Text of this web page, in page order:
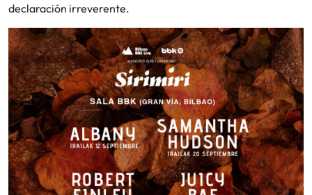
declaración irreverente.